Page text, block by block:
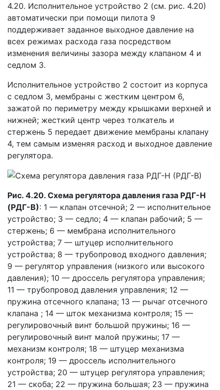
4.20. Исполнительное устройство 2 (см. рис. 4.20)
автоматически при помощи пилота 9
поддерживает заданное выходное давление на
всех режимах расхода газа посредством
изменения величины зазора между клапаном 4 и
седлом 3.
Исполнительное устройство 2 состоит из корпуса
с седлом 3, мембраны с жестким центром 6,
зажатой по периметру между крышками верхней и
нижней; жесткий центр через толкатель и
стержень 5 передает движение мембраны клапану
4, тем самым изменяя расход и выходное давление
регулятора.
Рис. 4.20. Схема регулятора давления газа РДГ-Н
(РДГ-В): 1 — клапан отсечной; 2 — исполнительное
устройство; 3 — седло; 4 — клапан рабочий; 5 —
стержень; 6 — мембрана исполнительного
устройства; 7 — штуцер исполнительного
устройства; 8 — трубопровод входного давления;
9 — регулятор управления (низкого или высокого
давления); 10 — дроссель регулятора управления;
11 — трубопровод давления управления; 12 —
пружина отсечного клапана; 13 — рычаг отсечного
клапана ; 14 — шток механизма контроля; 15 —
регулировочный винт большой пружины; 16 —
регулировочный винт малой пружины; 17 —
механизм контроля; 18 — штуцер механизма
контроля; 19 — дроссель исполнительного
устройства; 20 — штуцер регулятора управления;
21 — скоба; 22 — пружина большая; 23 — пружина